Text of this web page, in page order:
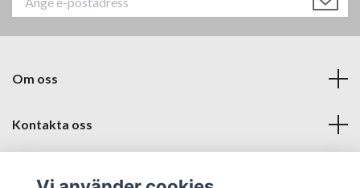
Om oss
Kontakta oss